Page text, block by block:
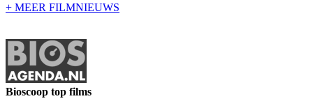
+ MEER FILMNIEUWS
Bioscoop top films